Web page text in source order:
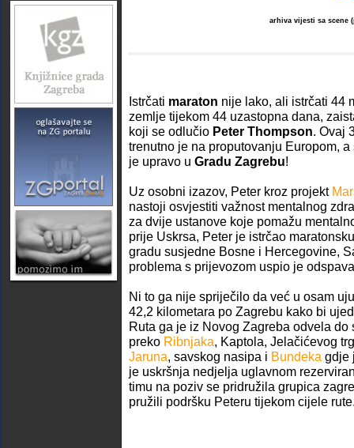
arhiva vijesti sa scene
Istrčati maraton nije lako, ali istrčati 44
zemlje tijekom 44 uzastopna dana,
koji se odlučio Peter Thompson. Ovaj
trenutno je na proputovanju Europom,
je upravo u Gradu Zagrebu!
Uz osobni izazov, Peter kroz projekt
nastoji osvjestiti važnost mentalnog
za dvije ustanove koje pomažu
prije Uskrsa, Peter je istrčao
gradu susjedne Bosne i Hercegovine,
problema s prijevozom uspio je
Ni to ga nije spriječilo da već u osam
42,2 kilometara po Zagrebu kako bi
Ruta ga je iz Novog Zagreba odvela do
preko Ribnjaka, Kaptola, Jelačićevog
Jaruna, savskog nasipa i Bundeka gdje
je uskršnja nedjelja uglavnom
timu na poziv se pridružila grupica
pružili podršku Peteru tijekom cijele